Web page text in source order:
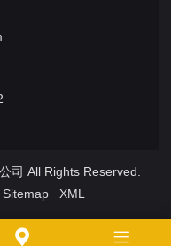
司 All Rights Reserved.
Sitemap XML